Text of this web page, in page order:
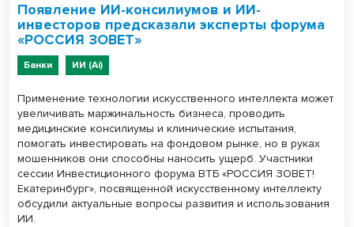
Появление ИИ-консилиумов и ИИ-
инвесторов предсказали эксперты форума
«РОССИЯ ЗОВЕТ»
Банки ИИ (Ai)
Применение технологии искусственного интеллекта может
увеличивать маржинальность бизнеса, проводить
медицинские консилиумы и клинические испытания,
помогать инвестировать на фондовом рынке, но в руках
мошенников они способны наносить ущерб. Участники
сессии Инвестиционного форума ВТБ «РОССИЯ ЗОВЕТ!
Екатеринбург», посвященной искусственному интеллекту
обсудили актуальные вопросы развития и использования
ИИ.